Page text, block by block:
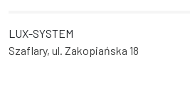
LUX-SYSTEM
Szaflary, ul. Zakopiańska 18